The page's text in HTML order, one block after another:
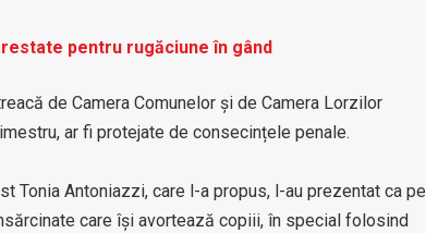
pentru rugăciune în gând
de Camera Comunelor și de Camera Lorzilor
ar fi protejate de consecințele penale.
Tonia Antoniazzi, care l-a propus, l-au prezentat ca pe
care își avortează copiii, în special folosind